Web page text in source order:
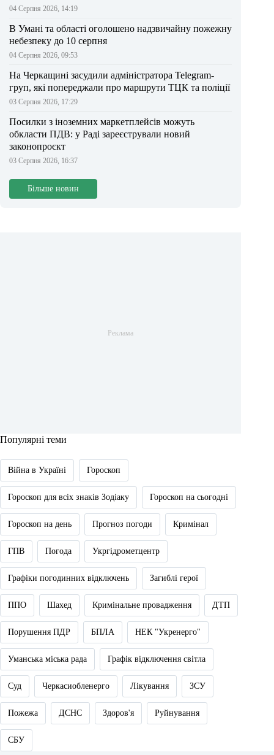
04 Серпня 2026, 14:19
В Умані та області оголошено надзвичайну пожежну
небезпеку до 10 серпня
04 Серпня 2026, 09:53
На Черкащині засудили адміністратора Telegram-
груп, які попереджали про маршрути ТЦК та поліції
03 Серпня 2026, 17:29
Посилки з іноземних маркетплейсів можуть
обкласти ПДВ: у Раді зареєстрували новий
законопроєкт
03 Серпня 2026, 16:37
Більше новин
Популярні теми
Війна в Україні Гороскоп
Гороскоп для всіх знаків Зодіаку Гороскоп на сьогодні
Гороскоп на день Прогноз погоди Кримінал
ГПВ Погода Укргідрометцентр
Графіки погодинних відключень Загиблі герої
ППО Шахед Кримінальне провадження ДТП
Порушення ПДР БПЛА НЕК "Укренерго"
Уманська міська рада Графік відключення світла
Суд Черкасиобленерго Лікування ЗСУ
Пожежа ДСНС Здоров'я Руйнування
СБУ